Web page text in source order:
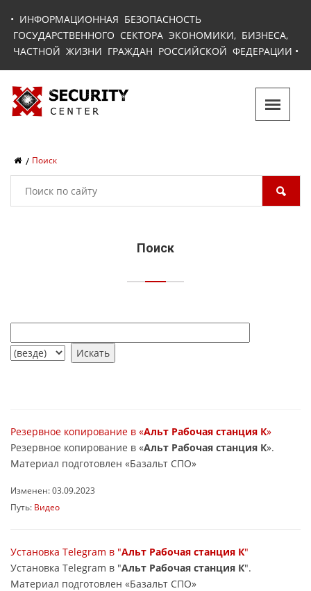
• ИНФОРМАЦИОННАЯ БЕЗОПАСНОСТЬ
ГОСУДАРСТВЕННОГО СЕКТОРА ЭКОНОМИКИ, БИЗНЕСА,
ЧАСТНОЙ ЖИЗНИ ГРАЖДАН РОССИЙСКОЙ ФЕДЕРАЦИИ •
Поиск
Поиск
Резервное копирование в «Альт Рабочая станция К»
Резервное копирование в «Альт Рабочая станция К».
Материал подготовлен «Базальт СПО»
Изменен: 03.09.2023
Путь: Видео
Установка Telegram в "Альт Рабочая станция К"
Установка Telegram в "Альт Рабочая станция К".
Материал подготовлен «Базальт СПО»